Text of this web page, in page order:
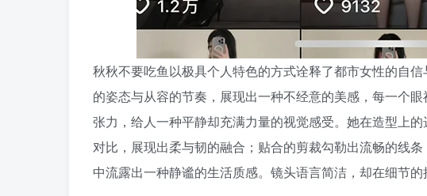
秋秋不要吃鱼以极具个人特色的方式诠释了都市女性的自
的姿态与从容的节奏，展现出一种不经意的美感，每一个
张力，给人一种平静却充满力量的视觉感受。她在造型上
对比，展现出柔与韧的融合；贴合的剪裁勾勒出流畅的线
中流露出一种静谧的生活质感。镜头语言简洁，却在细节